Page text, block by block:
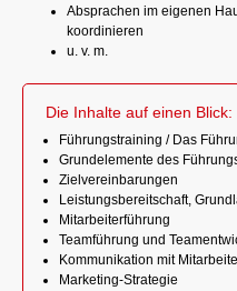
Absprachen im eigenen
koordinieren
u. v. m.
Die Inhalte auf einen Blick:
Führungstraining / Das
Grundelemente des
Zielvereinbarungen
Leistungsbereitschaft,
Mitarbeiterführung
Teamführung und
Kommunikation mit
Marketing-Strategie